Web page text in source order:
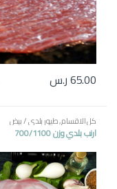
65.00ر.س
كل الاقسام,طيور بلدي / بيض
ارنب بلدي وزن 700/1100